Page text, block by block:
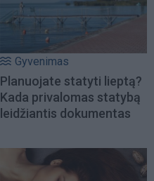
Gyvenimas
Planuojate statyti lieptą?
Kada privalomas statybą
leidžiantis dokumentas